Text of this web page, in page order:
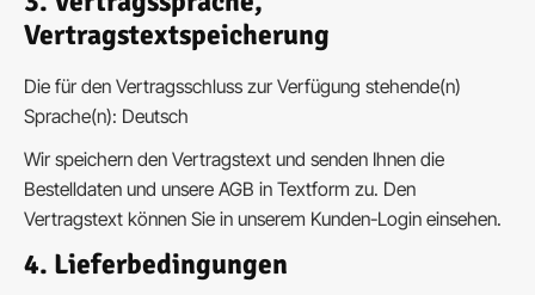
Vertragstextspeicherung
Die für den Vertragsschluss zur Verfügung stehende(n)
Sprache(n): Deutsch
Wir speichern den Vertragstext und senden Ihnen die
Bestelldaten und unsere AGB in Textform zu. Den
Vertragstext können Sie in unserem Kunden-Login einsehen.
4. Lieferbedingungen